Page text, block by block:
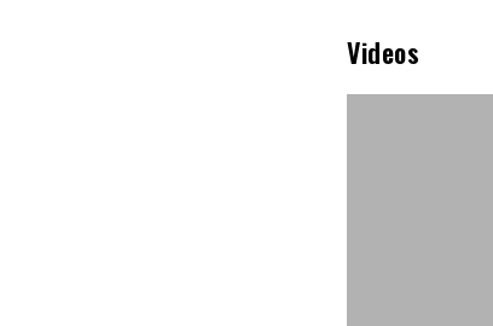
Videos